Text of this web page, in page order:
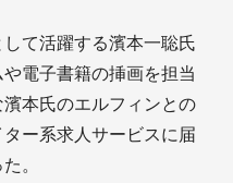
て活躍する濱本一聡氏
電子書籍の挿画を担当
本氏のエルフィンとの
ー系求人サービスに届
。